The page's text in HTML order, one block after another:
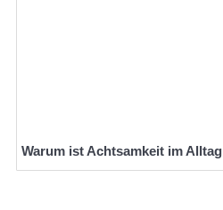
Warum ist Achtsamkeit im